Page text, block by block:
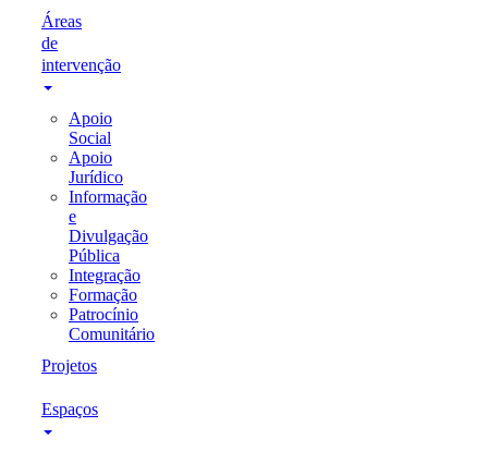
Áreas
de
intervenção
Apoio
Social
Apoio
Jurídico
Informação
e
Divulgação
Pública
Integração
Formação
Patrocínio
Comunitário
Projetos
Espaços